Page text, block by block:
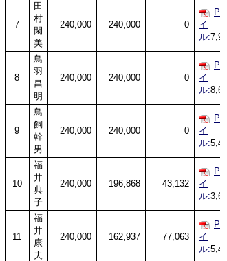
7
田
村
閑
美
240,000 240,000 0
イ
ル:
8
鳥
羽
昌
明
240,000 240,000 0
イ
ル:
9
鳥
飼
幹
男
240,000 240,000 0
イ
ル:
10
福
井
典
子
240,000 196,868 43,132
イ
ル:
11
福
井
康
夫
240,000 162,937 77,063
イ
ル: